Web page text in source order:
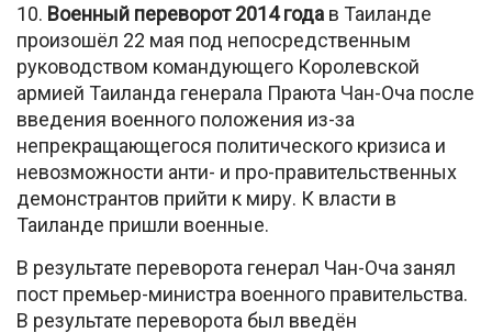
10. Военный переворот 2014 года в Таиланде
произошёл 22 мая под непосредственным
руководством командующего Королевской
армией Таиланда генерала Праюта Чан-Оча после
введения военного положения из-за
непрекращающегося политического кризиса и
невозможности анти- и про-правительственных
демонстрантов прийти к миру. К власти в
Таиланде пришли военные.
В результате переворота генерал Чан-Оча занял
пост премьер-министра военного правительства.
В результате переворота был введён